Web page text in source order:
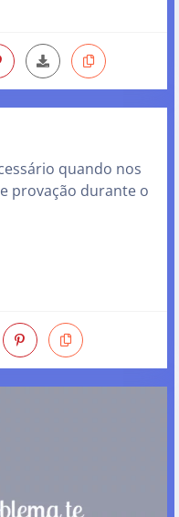
quando nos
provação durante o